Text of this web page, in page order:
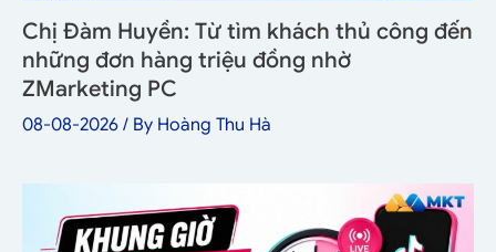
Chị Đàm Huyền: Từ tìm khách thủ công đến
những đơn hàng triệu đồng nhờ
ZMarketing PC
08-08-2026 / By Hoàng Thu Hà